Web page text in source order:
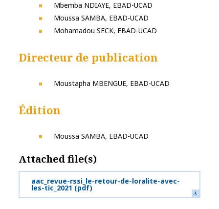
Mbemba NDIAYE, EBAD-UCAD
Moussa SAMBA, EBAD-UCAD
Mohamadou SECK, EBAD-UCAD
Directeur de publication
Moustapha MBENGUE, EBAD-UCAD
Édition
Moussa SAMBA, EBAD-UCAD
Attached file(s)
aac_revue-rssi_le-retour-de-loralite-avec-
les-tic_2021 (pdf)